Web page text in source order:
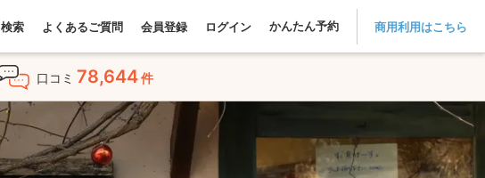
検索 よくあるご質問 会員登録 ログイン かんたん予約 商用利用はこちら
口コミ 78,644件